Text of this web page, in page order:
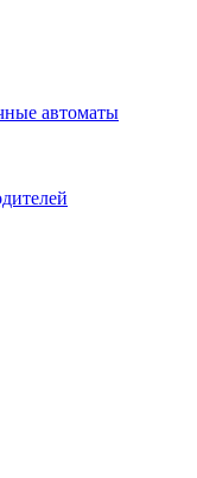
автоматы